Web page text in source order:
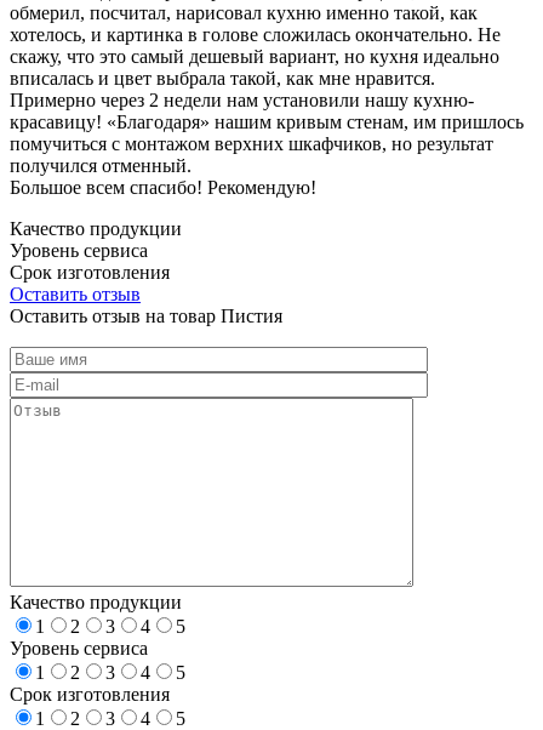
обмерил, посчитал, нарисовал кухню именно такой, как
хотелось, и картинка в голове сложилась окончательно. Не
скажу, что это самый дешевый вариант, но кухня идеально
вписалась и цвет выбрала такой, как мне нравится.
Примерно через 2 недели нам установили нашу кухню-
красавицу! «Благодаря» нашим кривым стенам, им пришлось
помучиться с монтажом верхних шкафчиков, но результат
получился отменный.
Большое всем спасибо! Рекомендую!
Качество продукции
Уровень сервиса
Срок изготовления
Оставить отзыв
Оставить отзыв на товар Пистия
Качество продукции
1
2 3 4
5
Уровень сервиса
1
2 3 4
5
Срок изготовления
1
2 3 4
5